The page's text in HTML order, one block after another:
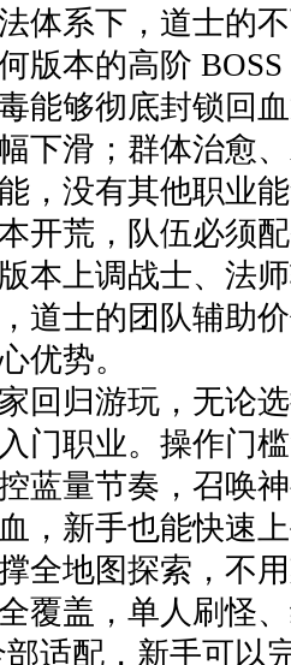
下，道士的不
版本的高阶
能够彻底封锁回
下滑；群体治愈
，没有其他职业
开荒，队伍必须
本上调战士、法
道士的团队辅助
优势。
游玩，无论选
门职业。操作门
蓝量节奏，召唤
，新手也能快速
全地图探索，不
覆盖，单人刷怪
适配，新手可以